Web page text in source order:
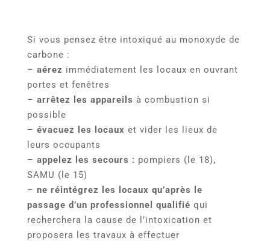
Si vous pensez être intoxiqué au monoxyde de
carbone :
– aérez immédiatement les locaux en ouvrant
portes et fenêtres
– arrêtez les appareils à combustion si
possible
– évacuez les locaux et vider les lieux de
leurs occupants
– appelez les secours : pompiers (le 18),
SAMU (le 15)
– ne réintégrez les locaux qu’après le
passage d’un professionnel qualifié qui
recherchera la cause de l’intoxication et
proposera les travaux à effectuer